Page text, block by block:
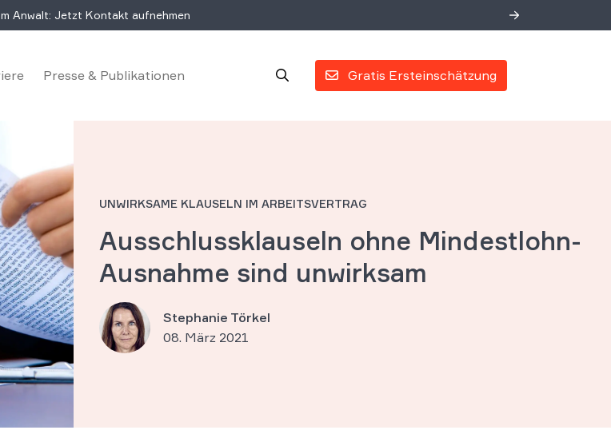
Anwalt: Jetzt Kontakt aufnehmen
Gratis Ersteinschätzung
Presse & Publikationen
UNWIRKSAME KLAUSELN IM ARBEITSVERTRAG
Aus­schluss­klau­seln oh­ne Min­dest­lohn-
Aus­nah­me sind un­wirk­sam
Stephanie Törkel
08. März 2021